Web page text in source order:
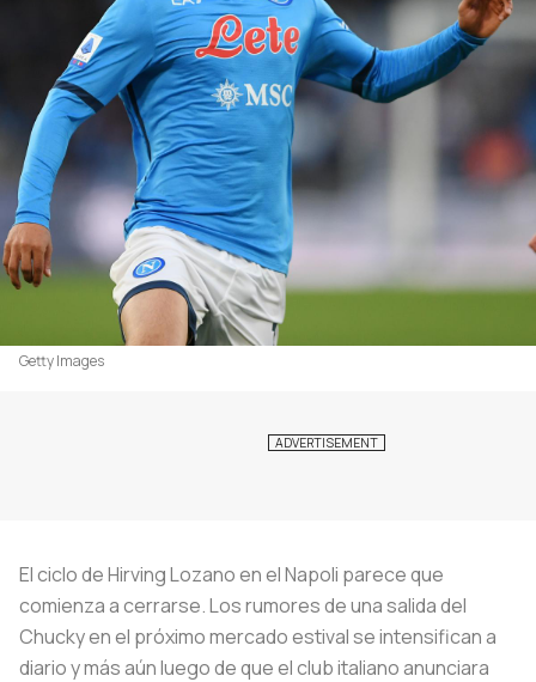
Getty Images
El ciclo de Hirving Lozano en el Napoli parece que
comienza a cerrarse. Los rumores de una salida del
Chucky en el próximo mercado estival se intensifican a
diario y más aún luego de que el club italiano anunciara